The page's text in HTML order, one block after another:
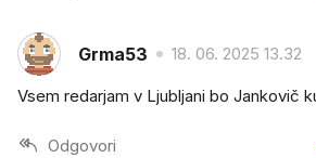
Grma53 18. 06. 2025 13.32
Vsem redarjam v Ljubljani bo Jankovič
Odgovori